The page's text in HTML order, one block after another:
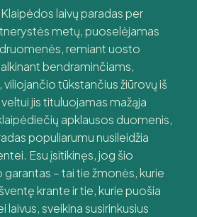
laivų paradas per
metų, puoselėjamas
remiant uosto
bendraminčiams,
viliojančio tūkstančius žiūrovų iš
jis tituluojamas mažąja
apklausos duomenis,
populiarumu nusileidžia
Esu įsitikinęs, jog šio
– tai tie žmonės, kurie
krante ir tie, kurie puošia
laivus, sveikina susirinkusius